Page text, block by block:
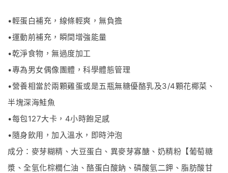
•輕蛋白補充，線條輕爽，無負擔
•運動前補充，瞬間增強能量
•乾淨食物，無過度加工
•專為男女偶像團體，科學體態管理
•營養相當於兩顆雞蛋或是五瓶無糖優酪乳及3/4顆花椰菜、
半塊深海鮭魚
•每包127大卡， 4小時飽足感
•隨身飲用，加入溫水，即時沖泡
成分：麥芽糊精、大豆蛋白、異麥芽寡醣、奶精粉【葡萄糖
漿、全氫化棕櫚仁油、酪蛋白酸鈉、磷酸氫二鉀、脂肪酸甘